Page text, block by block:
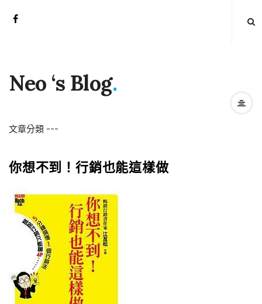
Neo ‘s Blog.
文章分類 ---
你想不到！行銷也能這樣做